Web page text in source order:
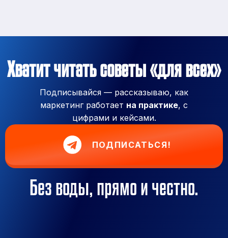
Хватит читать советы «для всех»
Подписывайся — рассказываю, как
маркетинг работает на практике, с
цифрами и кейсами.
ПОДПИСАТЬСЯ!
Без воды, прямо и честно.